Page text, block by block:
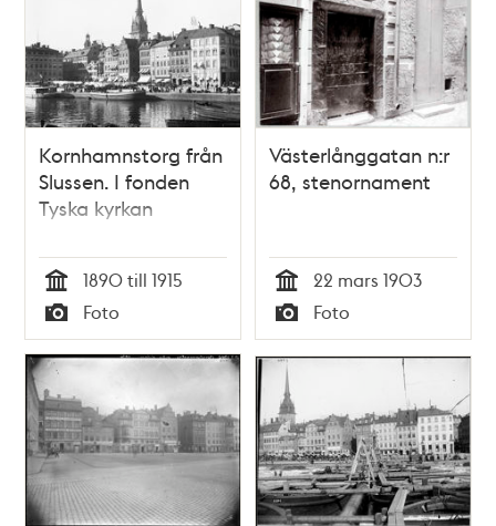
Kornhamnstorg från
Slussen. I fonden
Tyska kyrkan
Tid
1890 till 1915
Typ
Foto
Västerlånggatan n:r
68, stenornament
Tid
22 mars 1903
Typ
Foto